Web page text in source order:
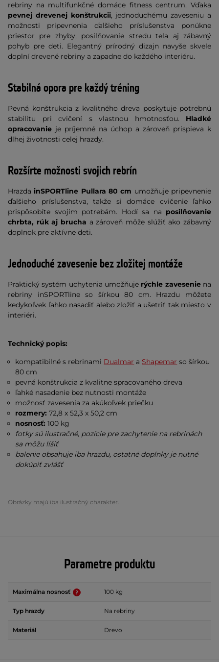
rebriny na multifunkčné domáce fitness centrum. Vďaka
pevnej drevenej konštrukcii, jednoduchému zaveseniu a
možnosti pripevnenia ďalšieho príslušenstva ponúkne
priestor pre zhyby, posilňovanie stredu tela aj zábavný
pohyb pre deti. Elegantný prírodný dizajn navyše skvele
doplní drevené rebriny a zapadne do každého interiéru.
Stabilná opora pre každý tréning
Pevná konštrukcia z kvalitného dreva poskytuje potrebnú
stabilitu pri cvičení s vlastnou hmotnosťou. Hladké
opracovanie je príjemné na úchop a zároveň prispieva k
dlhej životnosti celej hrazdy.
Rozšírte možnosti svojich rebrín
Hrazda inSPORTline Pullara 80 cm umožňuje pripevnenie
ďalšieho príslušenstva, takže si domáce cvičenie ľahko
prispôsobíte svojim potrebám. Hodí sa na posilňovanie
chrbta, rúk aj brucha a zároveň môže slúžiť ako zábavný
doplnok pre aktívne deti.
Jednoduché zavesenie bez zložitej montáže
Praktický systém uchytenia umožňuje rýchle zaveseniena
rebriny inSPORTline so šírkou 80 cm. Hrazdu môžete
kedykoľvek ľahko nasadiť alebo zložiť a ušetriť tak miesto v
interiéri.
Technický popis:
kompatibilné s rebrinami Dualmar a Shapemar so šírkou
80 cm
pevná konštrukcia z kvalitne spracovaného dreva
ľahké nasadenie bez nutnosti montáže
možnosť zavesenia za akúkoľvek priečku
rozmery:72,8 x 52,3 x 50,2 cm
nosnosť:100 kg
fotky sú ilustračné, pozície pre zachytenie na rebrinách
sa môžu líšiť
balenie obsahuje iba hrazdu, ostatné doplnky je nutné
dokúpiť zvlášť
Obrázky majú iba ilustračný charakter.
Parametre produktu
Maximálna nosnosť 100 kg
Typ hrazdy Na rebriny
Materiál Drevo